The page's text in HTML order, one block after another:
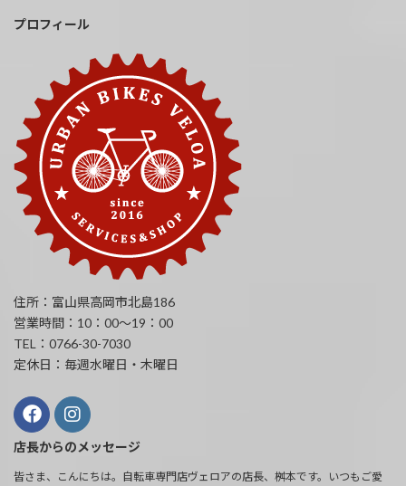
プロフィール
住所：富山県高岡市北島186
営業時間：10：00～19：00
TEL：0766-30-7030
定休日：毎週水曜日・木曜日
店長からのメッセージ
皆さま、こんにちは。自転車専門店ヴェロアの店長、桝本です。いつもご愛